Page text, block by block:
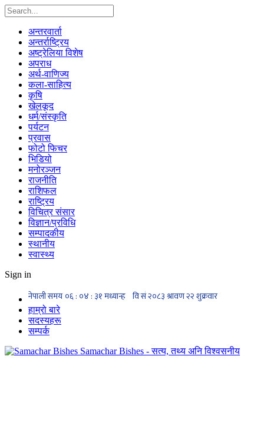
अन्तरवार्ता
अन्तर्राष्ट्रिय
अष्ट्रेलिया विशेष
अपराध
अर्थ-वाणिज्य
कला-साहित्य
कृषि
खेलकूद
धर्म/संस्कृति
पर्यटन
प्रवास
फोटो फिचर
भिडियो
मनोरञ्जन
राजनीति
राशिफल
राष्ट्रिय
विचित्र संसार
विज्ञान/प्रविधि
सम्पादकीय
स्थानीय
स्वास्थ्य
Sign in
हाम्रो बारे
सदस्यहरू
सम्पर्क
Samachar Bishes - सत्य, तथ्य अनि विश्वसनीय